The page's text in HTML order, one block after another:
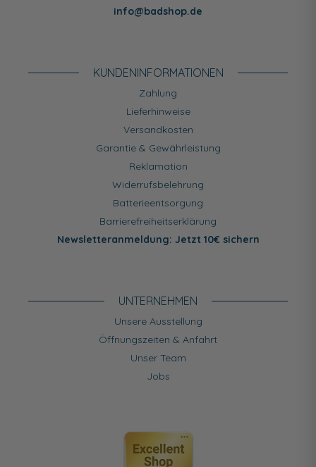
info@badshop.de
KUNDEN­INFORMATIONEN
Zahlung
Lieferhinweise
Versandkosten
Garantie & Gewährleistung
Reklamation
Widerrufsbelehrung
Batterieentsorgung
Barrierefreiheitserklärung
Newsletteranmeldung: Jetzt 10€ sichern
UNTERNEHMEN
Unsere Ausstellung
Öffnungszeiten & Anfahrt
Unser Team
Jobs